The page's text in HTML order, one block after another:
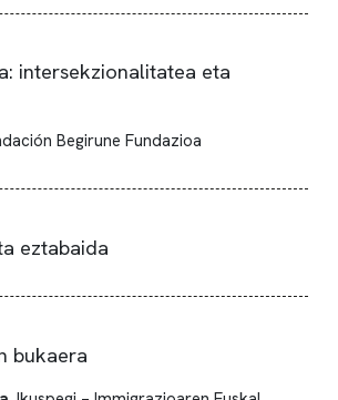
intersekzionalitatea eta
Begirune Fundazioa
eztabaida
bukaera